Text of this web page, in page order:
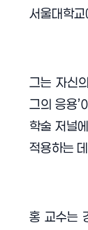
서울대학
그는 자신
그의 응용’
학술 저널
적용하는
홍 교수는